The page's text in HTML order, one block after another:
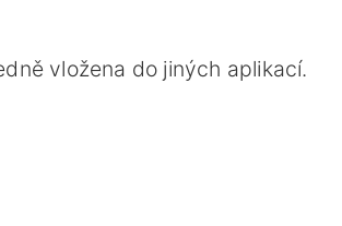
vložena do jiných aplikací.